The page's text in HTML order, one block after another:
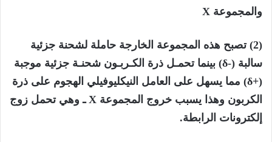
والمجموعة X
(2) تصبح هذه المجموعة الخارجة حاملة لشحنة جزئية
سالبة (-δ) بينما تحمـل ذرة الكـربـون شحنـة جزئية موجبة
(+δ) مما يسهل على العامل النيكليوفيلي الهجوم على ذرة
الكربون وهذا يسبب خروج المجموعة X ـ وهي تحمل زوج
إلكترونات الرابطة.